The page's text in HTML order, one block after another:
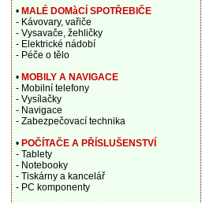
• MALÉ DOMàCÍ SPOTŘEBIČE
- Kávovary, vařiče
- Vysavače, žehličky
- Elektrické nádobí
- Péče o tělo
• MOBILY A NAVIGACE
- Mobilní telefony
- Vysílačky
- Navigace
- Zabezpečovací technika
• POČÍTAČE A PŘÍSLUŠENSTVÍ
- Tablety
- Notebooky
- Tiskárny a kancelář
- PC komponenty